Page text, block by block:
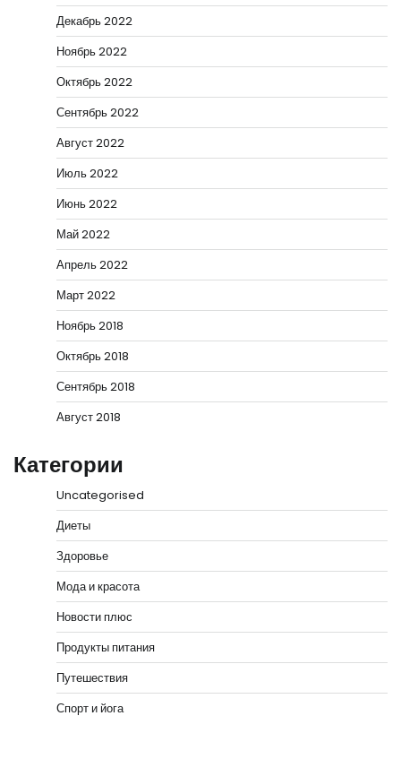
Декабрь 2022
Ноябрь 2022
Октябрь 2022
Сентябрь 2022
Август 2022
Июль 2022
Июнь 2022
Май 2022
Апрель 2022
Март 2022
Ноябрь 2018
Октябрь 2018
Сентябрь 2018
Август 2018
Категории
Uncategorised
Диеты
Здоровье
Мода и красота
Новости плюс
Продукты питания
Путешествия
Спорт и йога